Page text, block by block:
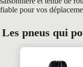
fiable pour vos
Les pneus qui